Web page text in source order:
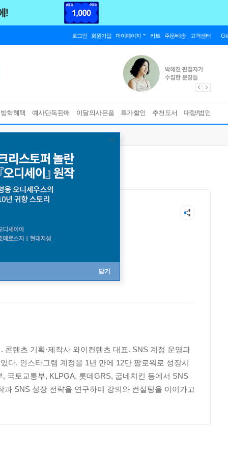
로그인 회원가입 마이페이지 카트 주문/배송 고객센터
학혜택 예사단독판매 이달의사은품 특가할인 추천도서 대량/법인
닫기
텐츠 기획·제작사 와이컨텐츠 대표. SNS 계정 운영과
다. 인스타그램 계정을 1년 만에 12만 팔로워로 성장시
국토교통부, KLPGA, 롯데GRS, 굽네치킨 등에서 SNS
SNS 성장 전략을 연구하며 강의와 컨설팅을 이어가고